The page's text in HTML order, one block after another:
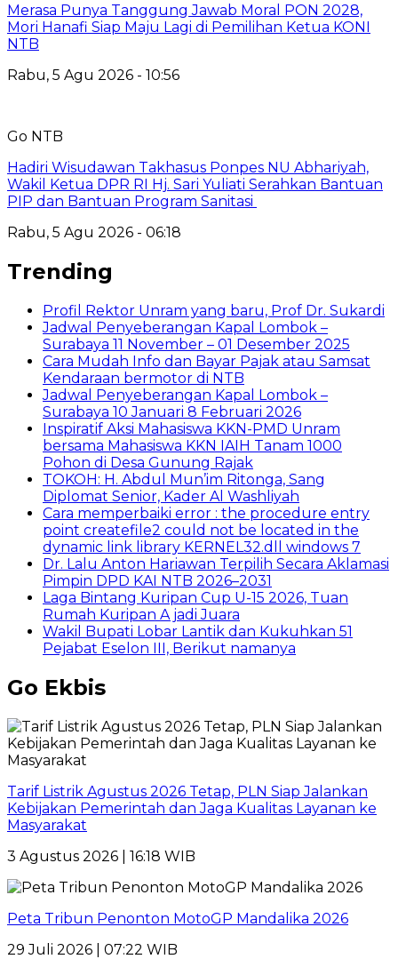
Merasa Punya Tanggung Jawab Moral PON 2028,
Mori Hanafi Siap Maju Lagi di Pemilihan Ketua KONI
NTB
Rabu, 5 Agu 2026 - 10:56
Go NTB
Hadiri Wisudawan Takhasus Ponpes NU Abhariyah,
Wakil Ketua DPR RI Hj. Sari Yuliati Serahkan Bantuan
PIP dan Bantuan Program Sanitasi
Rabu, 5 Agu 2026 - 06:18
Trending
Profil Rektor Unram yang baru, Prof Dr. Sukardi
Jadwal Penyeberangan Kapal Lombok –
Surabaya 11 November – 01 Desember 2025
Cara Mudah Info dan Bayar Pajak atau Samsat
Kendaraan bermotor di NTB
Jadwal Penyeberangan Kapal Lombok –
Surabaya 10 Januari 8 Februari 2026
Inspiratif Aksi Mahasiswa KKN-PMD Unram
bersama Mahasiswa KKN IAIH Tanam 1000
Pohon di Desa Gunung Rajak
TOKOH: H. Abdul Mun’im Ritonga, Sang
Diplomat Senior, Kader Al Washliyah
Cara memperbaiki error : the procedure entry
point createfile2 could not be located in the
dynamic link library KERNEL32.dll windows 7
Dr. Lalu Anton Hariawan Terpilih Secara Aklamasi
Pimpin DPD KAI NTB 2026–2031
Laga Bintang Kuripan Cup U-15 2026, Tuan
Rumah Kuripan A jadi Juara
Wakil Bupati Lobar Lantik dan Kukuhkan 51
Pejabat Eselon III, Berikut namanya
Go Ekbis
Tarif Listrik Agustus 2026 Tetap, PLN Siap Jalankan
Kebijakan Pemerintah dan Jaga Kualitas Layanan ke
Masyarakat
3 Agustus 2026 | 16:18 WIB
Peta Tribun Penonton MotoGP Mandalika 2026
29 Juli 2026 | 07:22 WIB